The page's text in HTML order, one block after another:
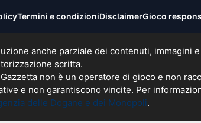
Termini e condizioniDisclaimerGioco
anche parziale dei contenuti, immagini
scritta.
non è un operatore di gioco e non
e non garantiscono vincite. Per
delle Dogane e dei Monopoli.